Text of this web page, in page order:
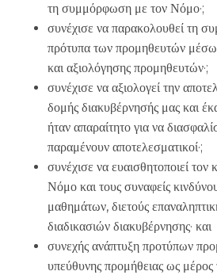
τη συμμόρφωση με τον Νόμο·;
συνέχισε να παρακολουθεί τη
πρότυπα των προμηθευτών μέσω
και αξιολόγησης προμηθευτών·;
συνέχισε να αξιολογεί την
δομής διακυβέρνησής μας και
ήταν απαραίτητο για να
παραμένουν αποτελεσματικοί·;
συνέχισε να ευαισθητοποιεί
Νόμο και τους συναφείς
μαθημάτων, διετούς
διαδικασιών διακυβέρνησης· και
συνεχής ανάπτυξη προτύπων
υπεύθυνης προμήθειας ως μέρος